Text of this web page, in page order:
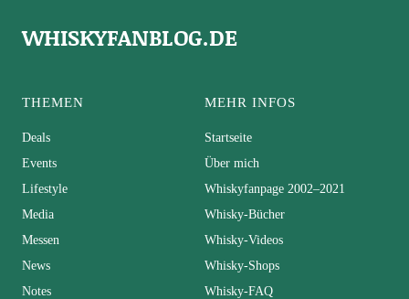
WHISKYFANBLOG.DE
THEMEN
Deals
Events
Lifestyle
Media
Messen
News
Notes
MEHR INFOS
Startseite
Über mich
Whiskyfanpage 2002–2021
Whisky-Bücher
Whisky-Videos
Whisky-Shops
Whisky-FAQ